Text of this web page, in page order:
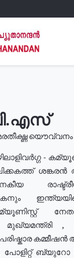
യൌവ്വനം
-
ശങ്കരൻ
മുഖ്യമന്ത്രി ,
ബ്യുറോ